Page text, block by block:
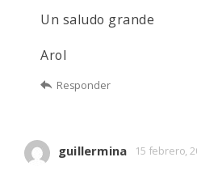
Un saludo grande
Arol
Responder
guillermina 15 febrero,